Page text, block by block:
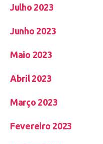
Julho 2023
Junho 2023
Maio 2023
Abril 2023
Março 2023
Fevereiro 2023